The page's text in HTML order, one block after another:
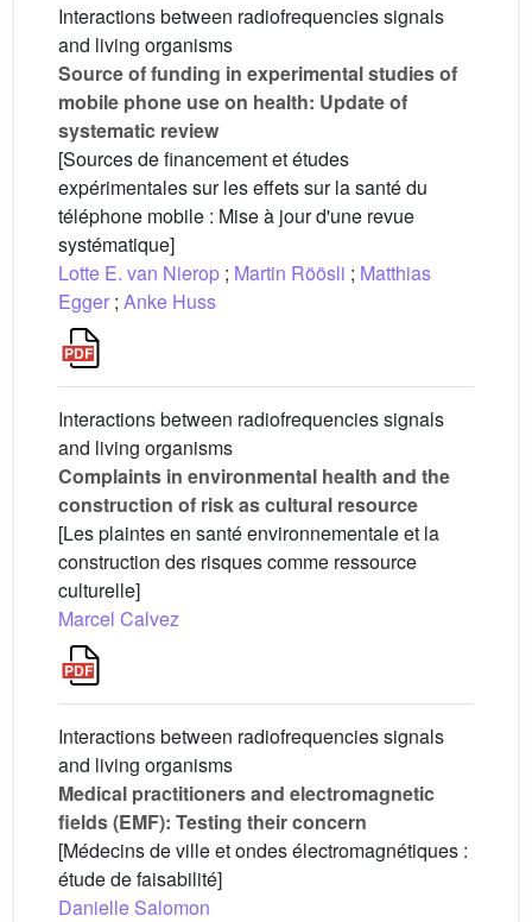
Interactions between radiofrequencies signals
and living organisms
Source of funding in experimental studies of
mobile phone use on health: Update of
systematic review
[Sources de financement et études
expérimentales sur les effets sur la santé du
téléphone mobile : Mise à jour d'une revue
systématique]
Lotte E. van Nierop ; Martin Röösli ; Matthias
Egger ; Anke Huss
Interactions between radiofrequencies signals
and living organisms
Complaints in environmental health and the
construction of risk as cultural resource
[Les plaintes en santé environnementale et la
construction des risques comme ressource
culturelle]
Marcel Calvez
Interactions between radiofrequencies signals
and living organisms
Medical practitioners and electromagnetic
fields (EMF): Testing their concern
[Médecins de ville et ondes électromagnétiques :
étude de faisabilité]
Danielle Salomon